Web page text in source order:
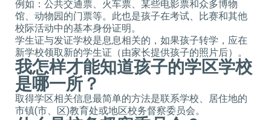
例如：公共交通票、火车票、某些电影票和众多博物
馆、动物园的门票等。此也是孩子在考试、比赛和其他
校际活动中的基本身份证明。
学生证与发证学校是息息相关的，如果孩子转学，应在
新学校领取新的学生证（由家长提供孩子的照片后）。
我怎样才能知道孩子的学区学校
是哪一所？
取得学区相关信息最简单的方法是联系学校、居住地的
市镇(市、区)教育处或地区校务督察委员会。